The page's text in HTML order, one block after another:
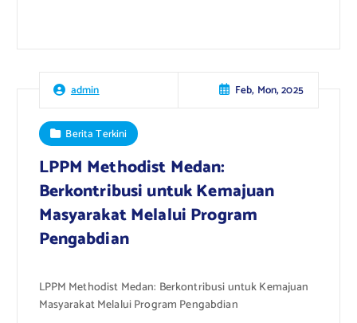
admin Feb, Mon, 2025
Berita Terkini
LPPM Methodist Medan:
Berkontribusi untuk Kemajuan
Masyarakat Melalui Program
Pengabdian
LPPM Methodist Medan: Berkontribusi untuk Kemajuan
Masyarakat Melalui Program Pengabdian